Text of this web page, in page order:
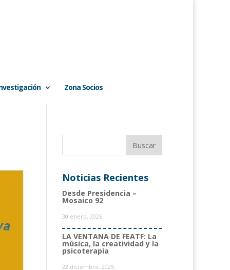
Zona Socios
Noticias Recientes
Desde Presidencia –
Mosaico 92
30 enero, 2026
LA VENTANA DE FEATF: La
música, la creatividad y la
psicoterapia
22 diciembre, 2025